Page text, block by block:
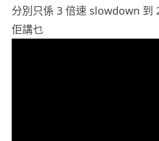
分別只係 3 倍速 slowdown 到
佢講乜